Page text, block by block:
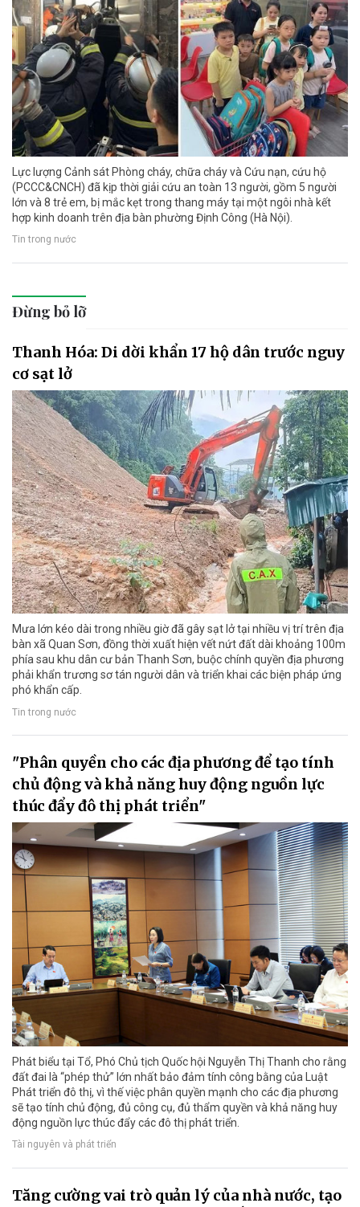
Lực lượng Cảnh sát Phòng cháy, chữa cháy và Cứu nạn, cứu hộ
(PCCC&CNCH) đã kịp thời giải cứu an toàn 13 người, gồm 5 người
lớn và 8 trẻ em, bị mắc kẹt trong thang máy tại một ngôi nhà kết
hợp kinh doanh trên địa bàn phường Định Công (Hà Nội).
Tin trong nước
Đừng bỏ lỡ
Thanh Hóa: Di dời khẩn 17 hộ dân trước nguy
cơ sạt lở
Mưa lớn kéo dài trong nhiều giờ đã gây sạt lở tại nhiều vị trí trên địa
bàn xã Quan Sơn, đồng thời xuất hiện vết nứt đất dài khoảng 100m
phía sau khu dân cư bản Thanh Sơn, buộc chính quyền địa phương
phải khẩn trương sơ tán người dân và triển khai các biện pháp ứng
phó khẩn cấp.
Tin trong nước
"Phân quyền cho các địa phương để tạo tính
chủ động và khả năng huy động nguồn lực
thúc đẩy đô thị phát triển"
Phát biểu tại Tổ, Phó Chủ tịch Quốc hội Nguyễn Thị Thanh cho rằng
đất đai là “phép thử” lớn nhất bảo đảm tính công bằng của Luật
Phát triển đô thị, vì thế việc phân quyền mạnh cho các địa phương
sẽ tạo tính chủ động, đủ công cụ, đủ thẩm quyền và khả năng huy
động nguồn lực thúc đẩy các đô thị phát triển.
Tài nguyên và phát triển
Tăng cường vai trò quản lý của nhà nước, tạo